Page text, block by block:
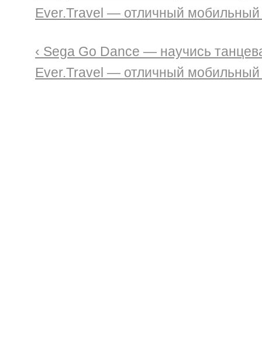
Ever.Travel — отличный мобильный
‹ Sega Go Dance — научись
Ever.Travel — отличный мобильный